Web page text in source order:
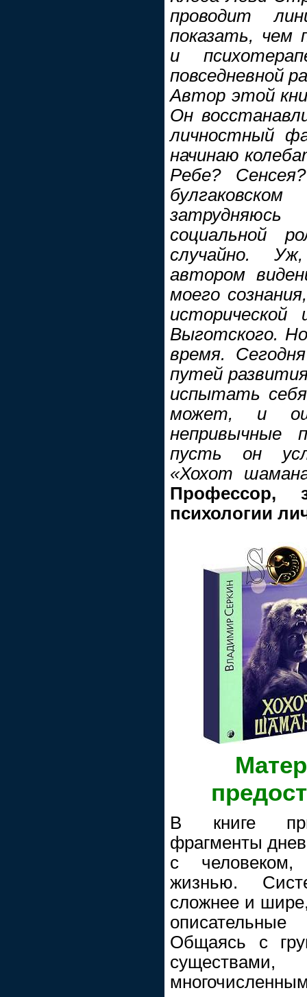
проводит
показать, чем
и
повседневной
Автор этой
Он
личностный
начинаю
Ребе?
социальной
случайно.
автором
моего
исторической
Выготского.
время.
путей
испытать
может, и
непривычные
пусть он
«Хохот
Профессор,
психологии
В книге
фрагменты
с
жизнью.
сложнее и
Общаясь с